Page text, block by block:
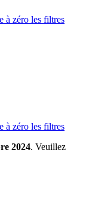
à zéro les filtres
à zéro les filtres
2024. Veuillez